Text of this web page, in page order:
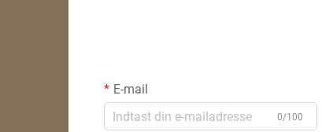
E-mail
0/100